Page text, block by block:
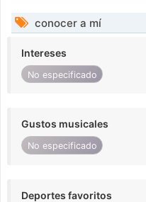
conocer a mí
Intereses
No especificado
Gustos musicales
No especificado
Deportes favoritos